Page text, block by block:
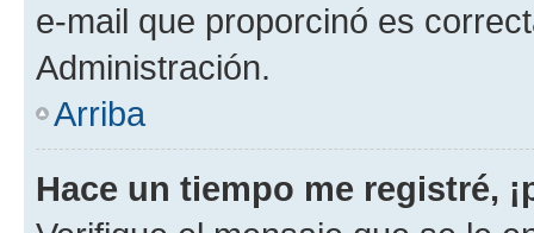
e-mail que proporcinó es
Administración.
Arriba
Hace un tiempo me registré,